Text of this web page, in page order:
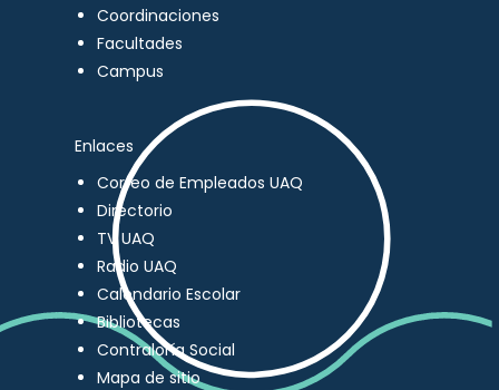
Coordinaciones
Facultades
Campus
Enlaces
Correo de Empleados UAQ
Directorio
TV UAQ
Radio UAQ
Calendario Escolar
Bibliotecas
Contraloría Social
Mapa de sitio